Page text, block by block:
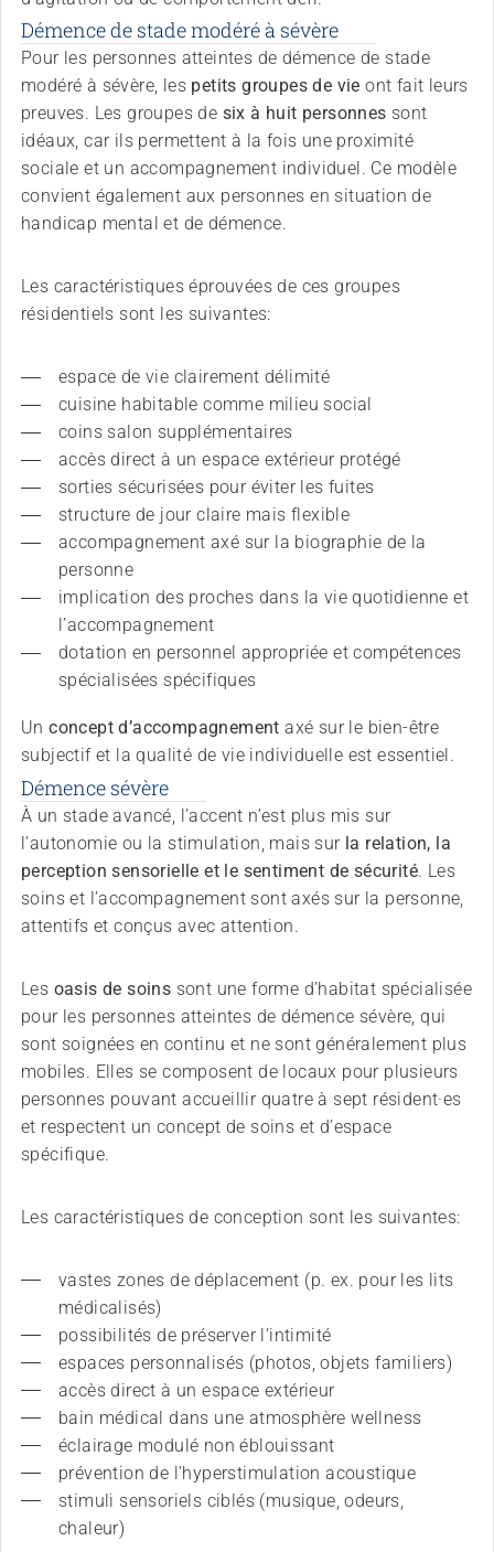
Démence de stade modéré à sévère
Pour les personnes atteintes de démence de stade
modéré à sévère, les petits groupes de vie ont fait leurs
preuves. Les groupes de six à huit personnes sont
idéaux, car ils permettent à la fois une proximité
sociale et un accompagnement individuel. Ce modèle
convient également aux personnes en situation de
handicap mental et de démence.
Les caractéristiques éprouvées de ces groupes
résidentiels sont les suivantes:
espace de vie clairement délimité
cuisine habitable comme milieu social
coins salon supplémentaires
accès direct à un espace extérieur protégé
sorties sécurisées pour éviter les fuites
structure de jour claire mais flexible
accompagnement axé sur la biographie de la
personne
implication des proches dans la vie quotidienne et
l’accompagnement
dotation en personnel appropriée et compétences
spécialisées spécifiques
Unconcept d’accompagnement axé sur le bien-être
subjectif et la qualité de vie individuelle est essentiel.
Démence sévère
À un stade avancé, l’accent n’est plus mis sur
l’autonomie ou la stimulation, mais sur la relation, la
perception sensorielle et le sentiment de sécurité. Les
soins et l’accompagnement sont axés sur la personne,
attentifs et conçus avec attention.
Les oasis de soins sont une forme d’habitat spécialisée
pour les personnes atteintes de démence sévère, qui
sont soignées en continu et ne sont généralement plus
mobiles. Elles se composent de locaux pour plusieurs
personnes pouvant accueillir quatre à sept résident·es
et respectent un concept de soins et d’espace
spécifique.
Les caractéristiques de conception sont les suivantes:
vastes zones de déplacement (p. ex. pour les lits
médicalisés)
possibilités de préserver l’intimité
espaces personnalisés (photos, objets familiers)
accès direct à un espace extérieur
bain médical dans une atmosphère wellness
éclairage modulé non éblouissant
prévention de l’hyperstimulation acoustique
stimuli sensoriels ciblés (musique, odeurs,
chaleur)